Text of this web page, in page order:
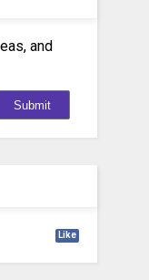
and
Like